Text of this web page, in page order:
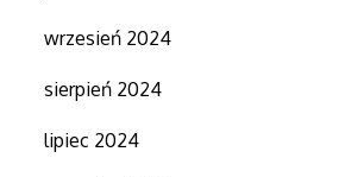
wrzesień 2024
sierpień 2024
lipiec 2024